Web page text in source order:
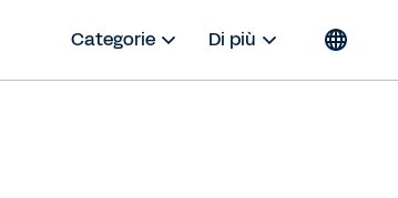
Categorie Di più